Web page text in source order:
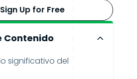
Sign Up for Free
Contenido
significativo del